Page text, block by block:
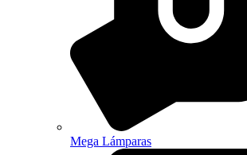
Mega Lámparas